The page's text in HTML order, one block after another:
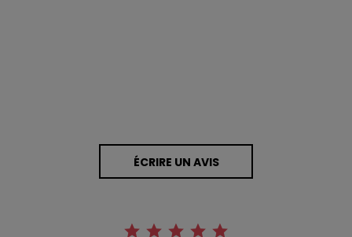
ÉCRIRE UN AVIS